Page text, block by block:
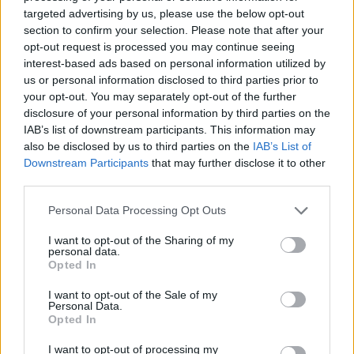
targeted advertising by us, please use the below opt-out
section to confirm your selection. Please note that after your
opt-out request is processed you may continue seeing
interest-based ads based on personal information utilized by
us or personal information disclosed to third parties prior to
your opt-out. You may separately opt-out of the further
disclosure of your personal information by third parties on the
IAB’s list of downstream participants. This information may
also be disclosed by us to third parties on the IAB’s List of
Downstream Participants that may further disclose it to other
Personal Data Processing Opt Outs
I want to opt-out of the Sharing of my
personal data.
Opted In
I want to opt-out of the Sale of my
Personal Data.
Opted In
I want to opt-out of processing my
COVID-19 [con mo
agenzia delle entrate
5.280 euro
2022-04-10
COVID-19: Fondo di garanzia PMI - Modifica
SA.56966, SA.57625, SA.59655
Banca del Mezzogiorno MedioCredito Centrale S.p.A.
101.113 euro
2022-02-16
Regolamento per i fondi interprofessionali per la
formazione continua per la concessioni di aiuti di stato
esentati ai s
Fondo artigianato formazione
1.433 euro
2022-01-10
COVID-19: Fondo di garanzia PMI - Modifica